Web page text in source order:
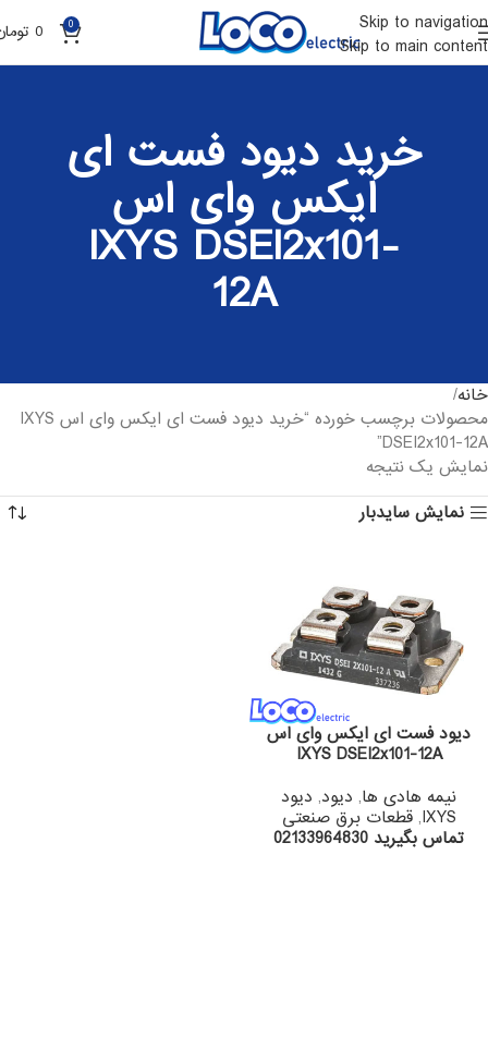
Skip to navigation
Skip to main content
0
0
خرید دیود فست ای
ایکس وای اس
IXYS DSEI2x101-
12A
خانه
محصولات برچسب خورده “خرید دیود فست ای ایکس وای اس IXYS
DSEI2x101-12A”
نمایش یک نتیجه
نمایش سایدبار
دیود فست ای ایکس وای اس
IXYS DSEI2x101-12A
نیمه هادی ها, دیود, دیود
IXYS
,قطعات برق صنعتی
تماس بگیرید 02133964830